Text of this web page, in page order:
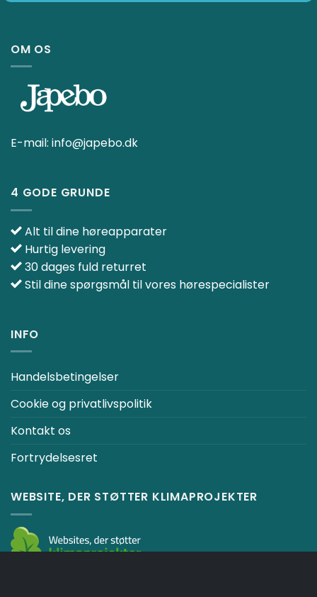
OM OS
E-mail: info@japebo.dk
4 GODE GRUNDE
Alt til dine høreapparater
Hurtig levering
30 dages fuld returret
Stil dine spørgsmål til vores hørespecialister
INFO
Handelsbetingelser
Cookie og privatlivspolitik
Kontakt os
Fortrydelsesret
WEBSITE, DER STØTTER KLIMAPROJEKTER